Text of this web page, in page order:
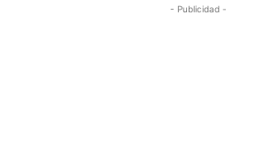
- Publicidad -